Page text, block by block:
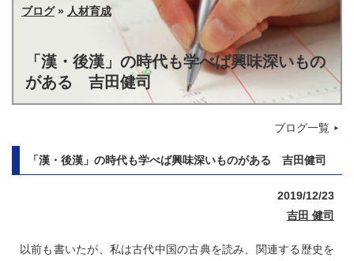
ブログ» 人材育成
「漢・後漢」の時代も学べば興味深いもの
がある 吉田健司
ブログ一覧
「漢・後漢」の時代も学べば興味深いものがある 吉田健司
2019/12/23
吉田 健司
以前も書いたが、私は古代中国の古典を読み、関連する歴史を